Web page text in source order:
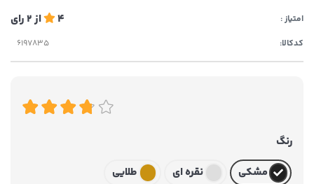
امتیاز : 4 از2رای
کدکالا:
رنگ
مشکی
نقره ای طلایی